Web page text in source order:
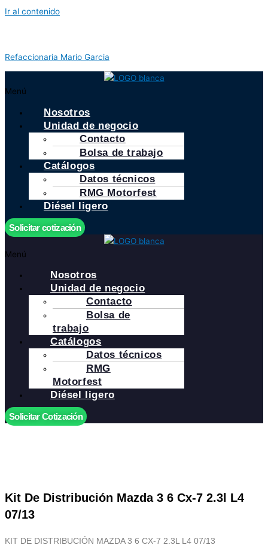
Ir al contenido
Refaccionaria Mario Garcia
Menú
Nosotros
Unidad de negocio
Contacto
Bolsa de trabajo
Catálogos
Datos técnicos
RMG Motorfest
Diésel ligero
Solicitar cotización
Menú
Nosotros
Unidad de negocio
Contacto
Bolsa de
trabajo
Catálogos
Datos técnicos
RMG
Motorfest
Diésel ligero
Solicitar Cotización
Kit De Distribución Mazda 3 6 Cx-7 2.3l L4
07/13
KIT DE DISTRIBUCIÓN MAZDA 3 6 CX-7 2.3L L4 07/13